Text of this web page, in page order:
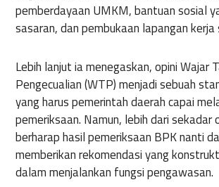
pemberdayaan UMKM, bantuan sosial
sasaran, dan pembukaan lapangan
Lebih lanjut ia menegaskan, opini Wajar
Pengecualian (WTP) menjadi sebuah
yang harus pemerintah daerah capai
pemeriksaan. Namun, lebih dari sekadar
berharap hasil pemeriksaan BPK nanti
memberikan rekomendasi yang
dalam menjalankan fungsi pengawasan.